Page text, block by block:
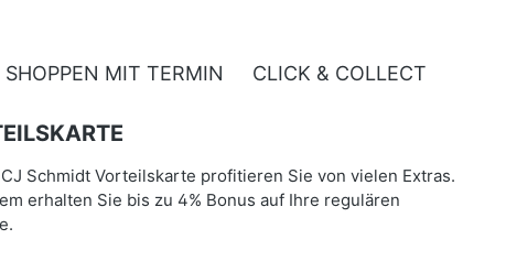
SHOPPEN MIT TERMIN CLICK & COLLECT
Schmidt Vorteilskarte profitieren Sie von vielen Extras.
erhalten Sie bis zu 4% Bonus auf Ihre regulären